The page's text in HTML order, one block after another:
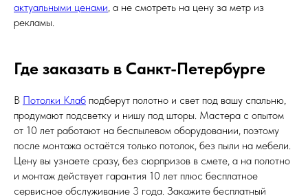
актуальными ценами, а не смотреть на цену за метр из
рекламы.
Где заказать в Санкт-Петербурге
В Потолки Клаб подберут полотно и свет под вашу спальню,
продумают подсветку и нишу под шторы. Мастера с опытом
от 10 лет работают на беспылевом оборудовании, поэтому
после монтажа остаётся только потолок, без пыли на мебели.
Цену вы узнаете сразу, без сюрпризов в смете, а на полотно
и монтаж действует гарантия 10 лет плюс бесплатное
сервисное обслуживание 3 года. Закажите бесплатный